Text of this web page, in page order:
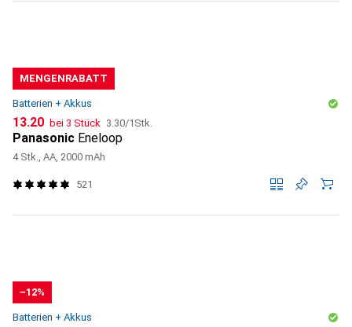
MENGENRABATT
Batterien + Akkus
CHF
13.20 bei 3 Stück CHF
3.30/1Stk.
Panasonic Eneloop
4 Stk., AA, 2000 mAh
521
−12%
Batterien + Akkus